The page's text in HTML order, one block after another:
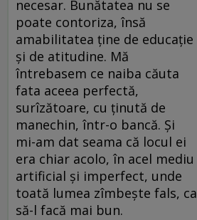
necesar. Bunătatea nu se
poate contoriza, însă
amabilitatea ține de educație
și de atitudine. Mă
întrebasem ce naiba căuta
fata aceea perfectă,
surîzătoare, cu ținută de
manechin, într-o bancă. Și
mi-am dat seama că locul ei
era chiar acolo, în acel mediu
artificial și imperfect, unde
toată lumea zîmbește fals, ca
să-l facă mai bun.